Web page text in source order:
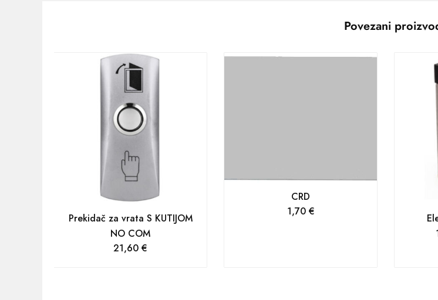
Povezani
Prekidač za vrata S KUTIJOM
NO COM
21,60 €
CRD
1,70 €